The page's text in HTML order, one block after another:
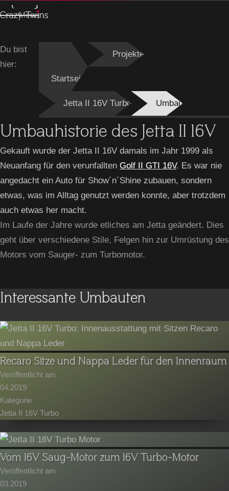
Menu
Du bist
hier:
Startseite
Projekte
Jetta II 16V Turbo Umbau
Umbauhistorie des Jetta II 16V
Gekauft wurde der Jetta II 16V damals im Jahr 1999 als
Neuanfang für den verunfallten Golf II GTI 16V. Es war nie
angedacht ein Auto für Show´n´Shine zubauen, sondern
etwas, was im Alltag genutzt werden konnte, aber trotzdem
auch etwas her macht.
Im Laufe der Jahre wurde etliches am Jetta geändert. Dies
geht über verschiedene Stile, Felgen hin zur Umrüstung des
Motors vom Sauger- zum Turbomotor.
Interessante Umbauten
Recaro Sitze und Nappa Leder für den Innenraum
Veröffentlicht am
04.2019
Kategorie
Jetta II 16V Turbo
Vom 16V Saug-Motor zum 16V Turbo-Motor
Veröffentlicht am
03.2019